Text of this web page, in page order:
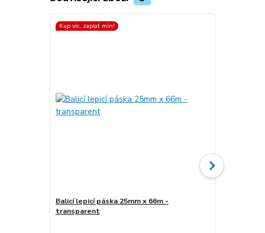
Kup víc, zaplať mín!
Balicí lepicí páska 25mm x 66m -
transparent